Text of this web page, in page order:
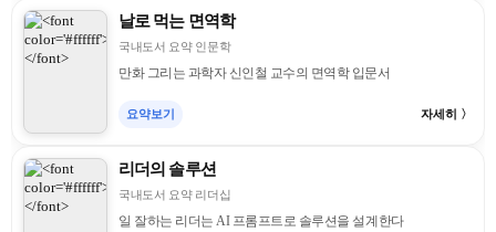
날로 먹는 면역학
국내도서 요약 인문학
만화 그리는 과학자 신인철 교수의 면역학 입문서
요약보기 자세히 〉
리더의 솔루션
국내도서 요약 리더십
일 잘하는 리더는 AI 프롬프트로 솔루션을 설계한다